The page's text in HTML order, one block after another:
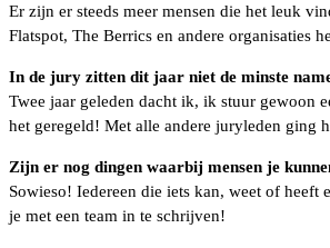
Er zijn er steeds meer mensen die het leuk
Flatspot, The Berrics en andere organisaties
In de jury zitten dit jaar niet de minste
Twee jaar geleden dacht ik, ik stuur gewoon
het geregeld! Met alle andere juryleden ging
Zijn er nog dingen waarbij mensen je
Sowieso! Iedereen die iets kan, weet of
je met een team in te schrijven!